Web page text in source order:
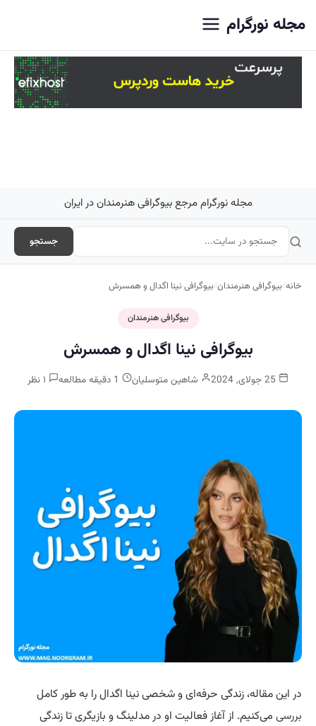
مجله نورگرام
مجله نورگرام مرجع بیوگرافی هنرمندان در ایران
جستجو
خانه/بیوگرافی هنرمندان/بیوگرافی نینا اگدال و همسرش
بیوگرافی هنرمندان
بیوگرافی نینا اگدال و همسرش
شاهین متوسلیان
در این مقاله، زندگی حرفه‌ای و شخصی نینا اگدال را به طور کامل
بررسی می‌کنیم. از آغاز فعالیت او در مدلینگ و بازیگری تا زندگی